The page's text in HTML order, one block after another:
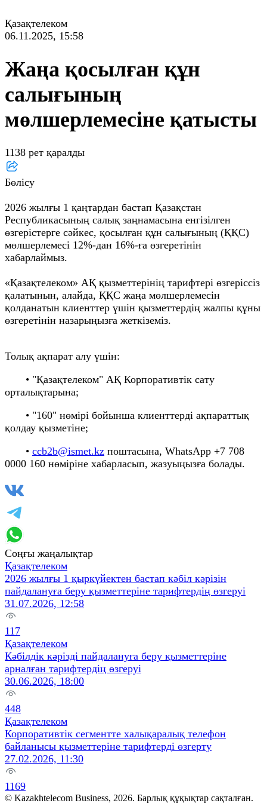
Қазақтелеком
06.11.2025, 15:58
Жаңа қосылған құн
салығының
мөлшерлемесіне қатысты
1138 рет қаралды
Бөлісу
2026 жылғы 1 қаңтардан бастап Қазақстан
Республикасының салық заңнамасына енгізілген
өзгерістерге сәйкес, қосылған құн салығының (ҚҚС)
мөлшерлемесі 12%-дан 16%-ға өзгеретінін
хабарлаймыз.
«Қазақтелеком» АҚ қызметтерінің тарифтері өзгеріссіз
қалатынын, алайда, ҚҚС жаңа мөлшерлемесін
қолданатын клиенттер үшін қызметтердің жалпы құны
өзгеретінін назарыңызға жеткіземіз.
Толық ақпарат алу үшін:
• "Қазақтелеком" АҚ Корпоративтік сату
орталықтарына;
• "160" нөмірі бойынша клиенттерді ақпараттық
қолдау қызметіне;
• ccb2b@ismet.kz поштасына, WhatsApp +7 708
0000 160 нөміріне хабарласып, жазуыңызға болады.
Соңғы жаңалықтар
Қазақтелеком
2026 жылғы 1 қыркүйектен бастап кәбіл кәрізін
пайдалануға беру қызметтеріне тарифтердің өзгеруі
31.07.2026, 12:58
117
Қазақтелеком
Кәбілдік кәрізді пайдалануға беру қызметтеріне
арналған тарифтердің өзгеруі
30.06.2026, 18:00
448
Қазақтелеком
Корпоративтік сегментте халықаралық телефон
байланысы қызметтеріне тарифтерді өзгерту
27.02.2026, 11:30
1169
© Kazakhtelecom Business, 2026. Барлық құқықтар сақталған.